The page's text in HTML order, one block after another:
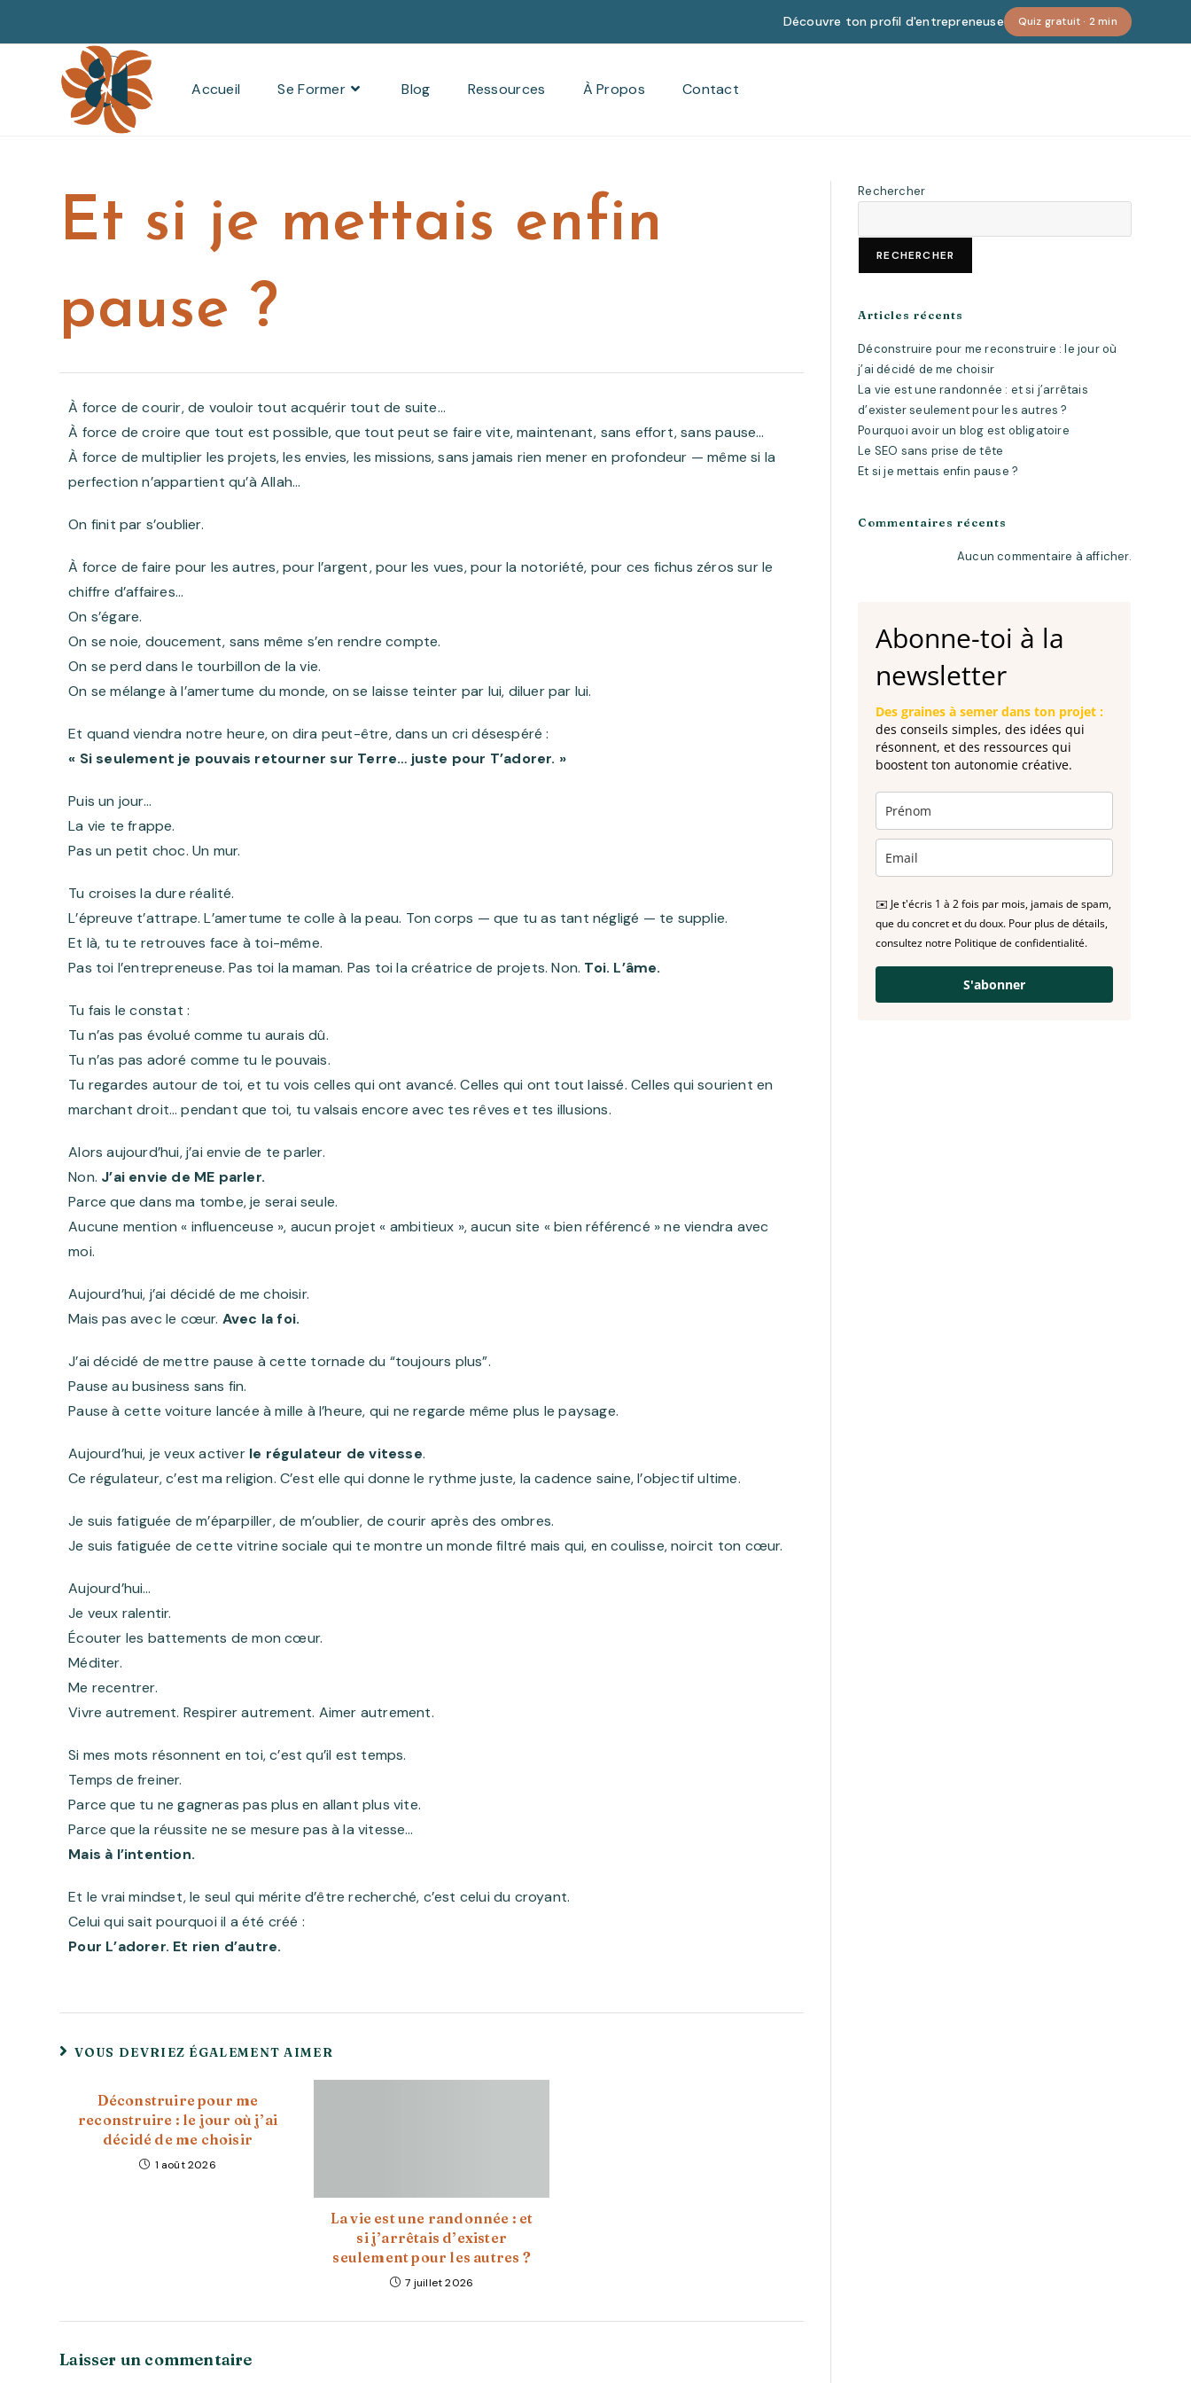
Découvre ton profil d'entrepreneuse Quiz gratuit · 2 min
Accueil Se Former Blog Ressources À Propos Contact
Et si je mettais enfin
pause ?
À force de courir, de vouloir tout acquérir tout de suite…
À force de croire que tout est possible, que tout peut se faire vite, maintenant, sans effort, sans pause…
À force de multiplier les projets, les envies, les missions, sans jamais rien mener en profondeur — même si la
perfection n’appartient qu’à Allah…
On finit par s’oublier.
À force de faire pour les autres, pour l’argent, pour les vues, pour la notoriété, pour ces fichus zéros sur le
chiffre d’affaires…
On s’égare.
On se noie, doucement, sans même s’en rendre compte.
On se perd dans le tourbillon de la vie.
On se mélange à l’amertume du monde, on se laisse teinter par lui, diluer par lui.
Et quand viendra notre heure, on dira peut-être, dans un cri désespéré :
« Si seulement je pouvais retourner sur Terre… juste pour T’adorer. »
Puis un jour…
La vie te frappe.
Pas un petit choc. Un mur.
Tu croises la dure réalité.
L’épreuve t’attrape. L’amertume te colle à la peau. Ton corps — que tu as tant négligé — te supplie.
Et là, tu te retrouves face à toi-même.
Pas toi l’entrepreneuse. Pas toi la maman. Pas toi la créatrice de projets. Non. Toi. L’âme.
Tu fais le constat :
Tu n’as pas évolué comme tu aurais dû.
Tu n’as pas adoré comme tu le pouvais.
Tu regardes autour de toi, et tu vois celles qui ont avancé. Celles qui ont tout laissé. Celles qui sourient en
marchant droit… pendant que toi, tu valsais encore avec tes rêves et tes illusions.
Alors aujourd’hui, j’ai envie de te parler.
Non. J’ai envie de ME parler.
Parce que dans ma tombe, je serai seule.
Aucune mention « influenceuse », aucun projet « ambitieux », aucun site « bien référencé » ne viendra avec
moi.
Aujourd’hui, j’ai décidé de me choisir.
Mais pas avec le cœur. Avec la foi.
J’ai décidé de mettre pause à cette tornade du “toujours plus”.
Pause au business sans fin.
Pause à cette voiture lancée à mille à l’heure, qui ne regarde même plus le paysage.
Aujourd’hui, je veux activer le régulateur de vitesse.
Ce régulateur, c’est ma religion. C’est elle qui donne le rythme juste, la cadence saine, l’objectif ultime.
Je suis fatiguée de m’éparpiller, de m’oublier, de courir après des ombres.
Je suis fatiguée de cette vitrine sociale qui te montre un monde filtré mais qui, en coulisse, noircit ton cœur.
Aujourd’hui…
Je veux ralentir.
Écouter les battements de mon cœur.
Méditer.
Me recentrer.
Vivre autrement. Respirer autrement. Aimer autrement.
Si mes mots résonnent en toi, c’est qu’il est temps.
Temps de freiner.
Parce que tu ne gagneras pas plus en allant plus vite.
Parce que la réussite ne se mesure pas à la vitesse…
Mais à l’intention.
Et le vrai mindset, le seul qui mérite d’être recherché, c’est celui du croyant.
Celui qui sait pourquoi il a été créé :
Pour L’adorer. Et rien d’autre.
VOUS DEVRIEZ ÉGALEMENT AIMER
Déconstruire pour me
reconstruire : le jour où j’ai
décidé de me choisir
1 août 2026
La vie est une randonnée : et
si j’arrêtais d’exister
seulement pour les autres ?
7 juillet 2026
Laisser un commentaire
Rechercher
RECHERCHER
Articles récents
Déconstruire pour me reconstruire : le jour où
j’ai décidé de me choisir
La vie est une randonnée : et si j’arrêtais
d’exister seulement pour les autres ?
Pourquoi avoir un blog est obligatoire
Le SEO sans prise de tête
Et si je mettais enfin pause ?
Commentaires récents
Aucun commentaire à afficher.
Abonne-toi à la
newsletter
Des graines à semer dans ton projet :
des conseils simples, des idées qui
résonnent, et des ressources qui
boostent ton autonomie créative.
✉️ Je t'écris 1 à 2 fois par mois, jamais de spam,
que du concret et du doux. Pour plus de détails,
consultez notre Politique de confidentialité.
S'abonner